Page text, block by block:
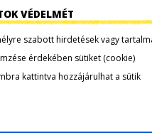
vidéke van, az
az egzotikus Chile, ahol
található, itt
Pablo Neruda, és ennek
VÉDELMÉT
szabott hirdetések vagy
érdekében sütiket (cookie)
kattintva hozzájárulhat a sütik